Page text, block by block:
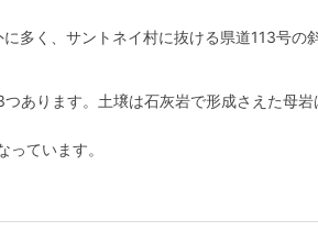
多く、サントネイ村に抜ける県道113号の
あります。土壌は石灰岩で形成さえた母
ています。